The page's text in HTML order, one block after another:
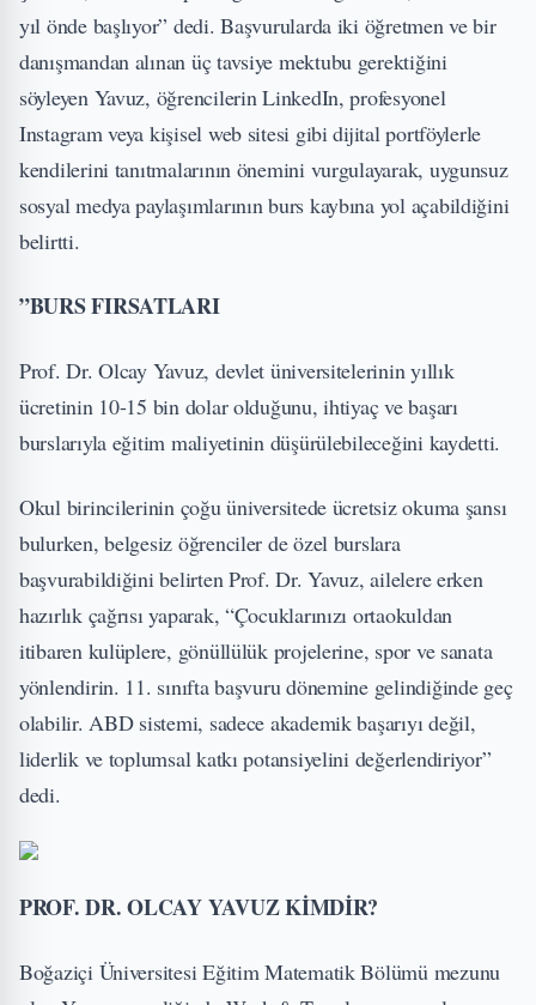
yıl önde başlıyor” dedi. Başvurularda iki öğretmen ve bir
danışmandan alınan üç tavsiye mektubu gerektiğini
söyleyen Yavuz, öğrencilerin LinkedIn, profesyonel
Instagram veya kişisel web sitesi gibi dijital portföylerle
kendilerini tanıtmalarının önemini vurgulayarak, uygunsuz
sosyal medya paylaşımlarının burs kaybına yol açabildiğini
belirtti.
”BURS FIRSATLARI
Prof. Dr. Olcay Yavuz, devlet üniversitelerinin yıllık
ücretinin 10-15 bin dolar olduğunu, ihtiyaç ve başarı
burslarıyla eğitim maliyetinin düşürülebileceğini kaydetti.
Okul birincilerinin çoğu üniversitede ücretsiz okuma şansı
bulurken, belgesiz öğrenciler de özel burslara
başvurabildiğini belirten Prof. Dr. Yavuz, ailelere erken
hazırlık çağrısı yaparak, “Çocuklarınızı ortaokuldan
itibaren kulüplere, gönüllülük projelerine, spor ve sanata
yönlendirin. 11. sınıfta başvuru dönemine gelindiğinde geç
olabilir. ABD sistemi, sadece akademik başarıyı değil,
liderlik ve toplumsal katkı potansiyelini değerlendiriyor”
dedi.
PROF. DR. OLCAY YAVUZ KİMDİR?
Boğaziçi Üniversitesi Eğitim Matematik Bölümü mezunu